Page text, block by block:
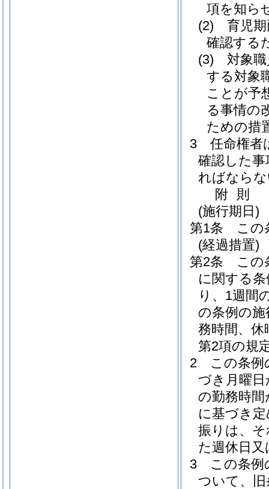
項を知ら
(2)
育児
確認する
(3)
対象
する対象
ことが予
る事情の
ための措
3
任命権者
確認した
ればなら
附 則
(施行期日)
第1条
この
(経過措置)
第2条
この
に関する条
り、1週間
の条例の施
務時間、休
第2項の規
2
この条例
づき月曜
の勤務時
に基づき
振りは、
た週休日
3
この条例
ついて、